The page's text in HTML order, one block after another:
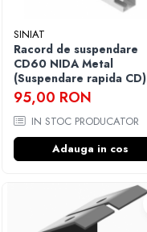
SINIAT
Racord de suspendare
CD60 NIDA Metal
(Suspendare rapida CD)
95,00 RON
IN STOC PRODUCATOR
Adauga in cos